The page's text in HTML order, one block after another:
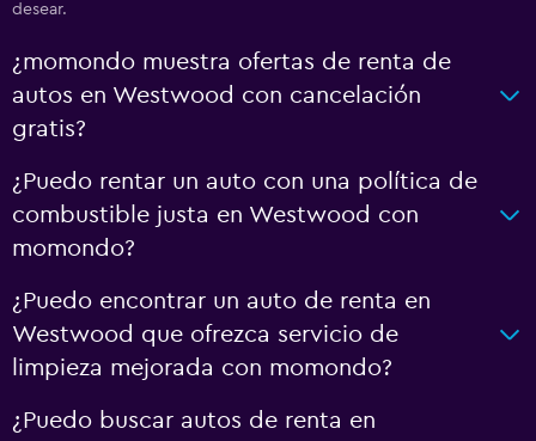
desear.
¿momondo muestra ofertas de renta de
autos en Westwood con cancelación
gratis?
¿Puedo rentar un auto con una política de
combustible justa en Westwood con
momondo?
¿Puedo encontrar un auto de renta en
Westwood que ofrezca servicio de
limpieza mejorada con momondo?
¿Puedo buscar autos de renta en